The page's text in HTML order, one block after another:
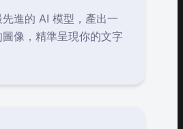
進的 AI 模型，產出一
像，精準呈現你的文字